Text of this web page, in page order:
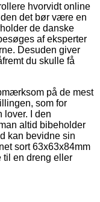
hvorvidt online
det bør være en
de danske
af eksperter
Desuden giver
du skulle få
på de mest
som for
lover. I den
altid bibeholder
kan bevidne sin
sort 63x63x84mm
til en dreng eller